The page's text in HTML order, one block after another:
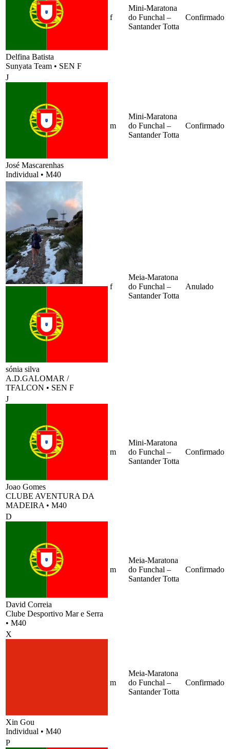
Delfina Batista
Sunyata Team • SEN F
f
Mini-Maratona
do Funchal –
Santander Totta
Confirmado
J
José Mascarenhas
Individual • M40
m
Mini-Maratona
do Funchal –
Santander Totta
Confirmado
sónia silva
A.D.GALOMAR /
TFALCON • SEN F
f
Meia-Maratona
do Funchal –
Santander Totta
Anulado
J
Joao Gomes
CLUBE AVENTURA DA
MADEIRA • M40
m
Mini-Maratona
do Funchal –
Santander Totta
Confirmado
D
David Correia
Clube Desportivo Mar e Serra
• M40
m
Meia-Maratona
do Funchal –
Santander Totta
Confirmado
X
Xin Gou
Individual • M40
m
Meia-Maratona
do Funchal –
Santander Totta
Confirmado
P